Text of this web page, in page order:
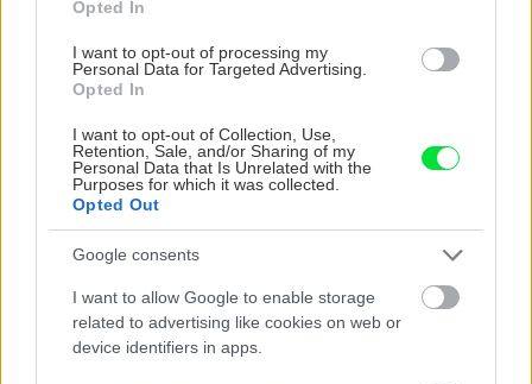
Opted In
I want to opt-out of processing my
Personal Data for Targeted Advertising.
Opted In
I want to opt-out of Collection, Use,
Retention, Sale, and/or Sharing of my
Personal Data that Is Unrelated with the
Purposes for which it was collected.
Opted Out
Google consents
I want to allow Google to enable storage
related to advertising like cookies on web or
device identifiers in apps.
Montáž laminátových
podláh
Rekonštrukcia bytu
Svojpomocná premena